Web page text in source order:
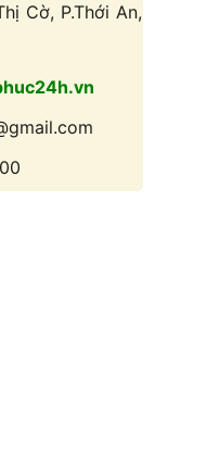
Cờ, P.Thới An,